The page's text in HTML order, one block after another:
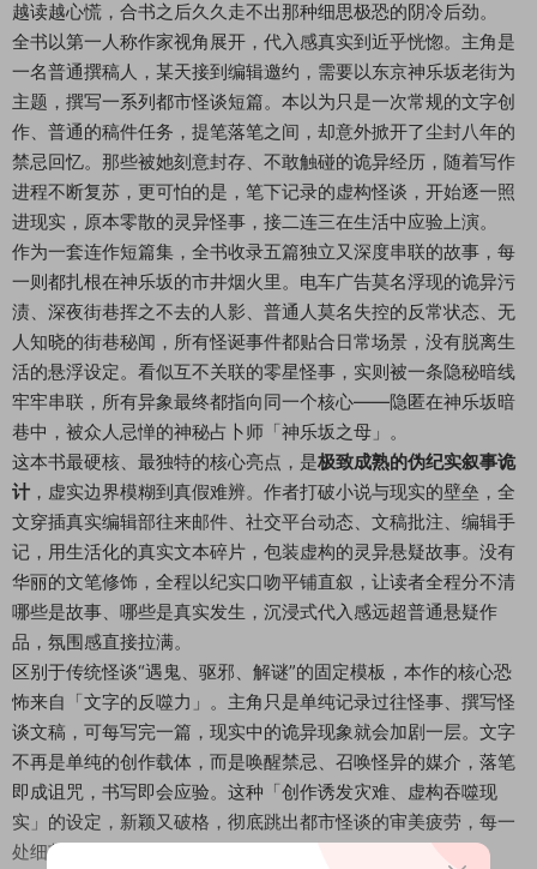
越读越心慌，合书之后久久走不出那种细思极恐的阴冷后劲。
全书以第一人称作家视角展开，代入感真实到近乎恍惚。主角是
一名普通撰稿人，某天接到编辑邀约，需要以东京神乐坂老街为
主题，撰写一系列都市怪谈短篇。本以为只是一次常规的文字创
作、普通的稿件任务，提笔落笔之间，却意外掀开了尘封八年的
禁忌回忆。那些被她刻意封存、不敢触碰的诡异经历，随着写作
进程不断复苏，更可怕的是，笔下记录的虚构怪谈，开始逐一照
进现实，原本零散的灵异怪事，接二连三在生活中应验上演。
作为一套连作短篇集，全书收录五篇独立又深度串联的故事，每
一则都扎根在神乐坂的市井烟火里。电车广告莫名浮现的诡异污
渍、深夜街巷挥之不去的人影、普通人莫名失控的反常状态、无
人知晓的街巷秘闻，所有怪诞事件都贴合日常场景，没有脱离生
活的悬浮设定。看似互不关联的零星怪事，实则被一条隐秘暗线
牢牢串联，所有异象最终都指向同一个核心——隐匿在神乐坂暗
巷中，被众人忌惮的神秘占卜师「神乐坂之母」。
这本书最硬核、最独特的核心亮点，是极致成熟的伪纪实叙事诡
计 ，虚实边界模糊到真假难辨。作者打破小说与现实的壁垒，全
文穿插真实编辑部往来邮件、社交平台动态、文稿批注、编辑手
记，用生活化的真实文本碎片，包装虚构的灵异悬疑故事。没有
华丽的文笔修饰，全程以纪实口吻平铺直叙，让读者全程分不清
哪些是故事、哪些是真实发生，沉浸式代入感远超普通悬疑作
品，氛围感直接拉满。
区别于传统怪谈“遇鬼、驱邪、解谜”的固定模板，本作的核心恐
怖来自「文字的反噬力」。主角只是单纯记录过往怪事、撰写怪
谈文稿，可每写完一篇，现实中的诡异现象就会加剧一层。文字
不再是单纯的创作载体，而是唤醒禁忌、召唤怪异的媒介，落笔
即成诅咒，书写即会应验。这种「创作诱发灾难、虚构吞噬现
实」的设定，新颖又破格，彻底跳出都市怪谈的审美疲劳，每一
处细节都让人后背发凉。